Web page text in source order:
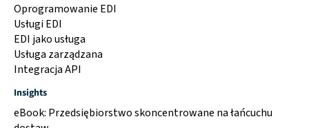
Oprogramowanie EDI
Usługi EDI
EDI jako usługa
Usługa zarządzana
Integracja API
Insights
eBook: Przedsiębiorstwo skoncentrowane na łańcuchu